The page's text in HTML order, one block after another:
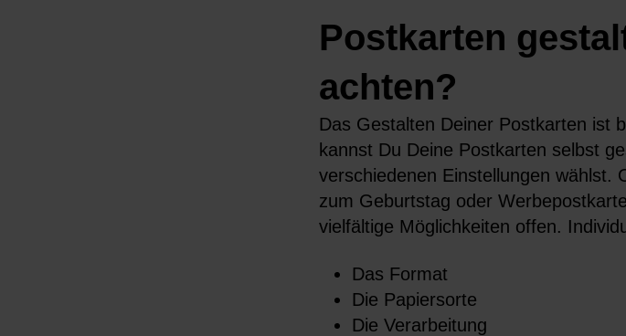
Postkarten
achten?
Das Gestalten Deiner Postkarten ist
kannst Du Deine Postkarten selbst
verschiedenen Einstellungen wählst.
zum Geburtstag oder
vielfältige Möglichkeiten offen.
Das Format
Die Papiersorte
Die Verarbeitung